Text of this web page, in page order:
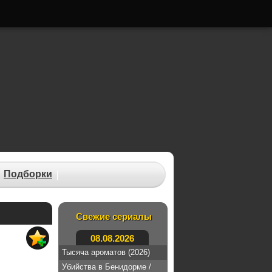
Подборки
Свежие сериалы
08.08.2026
Тысяча ароматов (2026)
Убийства в Бенидорме /